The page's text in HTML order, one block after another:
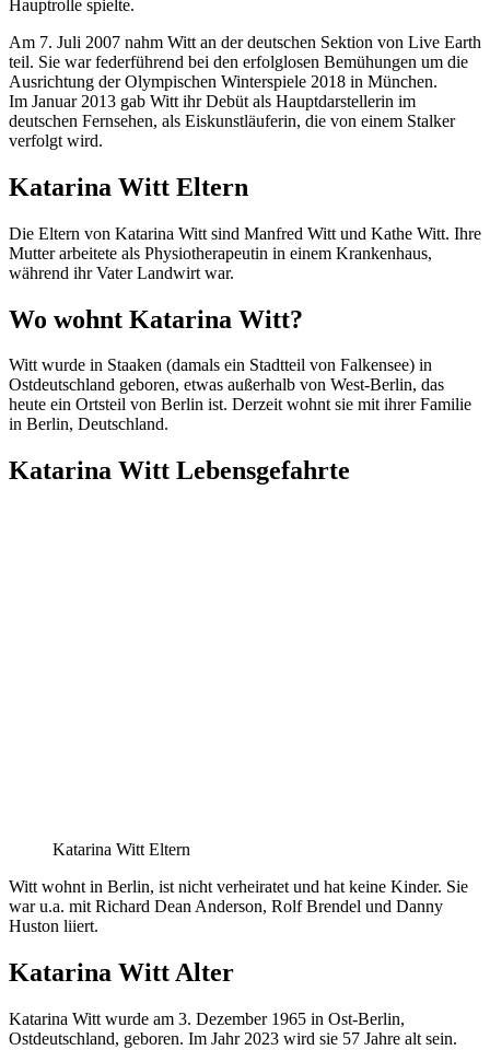
Hauptrolle spielte.
Am 7. Juli 2007 nahm Witt an der deutschen Sektion von Live Earth
teil. Sie war federführend bei den erfolglosen Bemühungen um die
Ausrichtung der Olympischen Winterspiele 2018 in München.
Im Januar 2013 gab Witt ihr Debüt als Hauptdarstellerin im
deutschen Fernsehen, als Eiskunstläuferin, die von einem Stalker
verfolgt wird.
Katarina Witt Eltern
Die Eltern von Katarina Witt sind Manfred Witt und Kathe Witt. Ihre
Mutter arbeitete als Physiotherapeutin in einem Krankenhaus,
während ihr Vater Landwirt war.
Wo wohnt Katarina Witt?
Witt wurde in Staaken (damals ein Stadtteil von Falkensee) in
Ostdeutschland geboren, etwas außerhalb von West-Berlin, das
heute ein Ortsteil von Berlin ist. Derzeit wohnt sie mit ihrer Familie
in Berlin, Deutschland.
Katarina Witt Lebensgefahrte
Katarina Witt Eltern
Witt wohnt in Berlin, ist nicht verheiratet und hat keine Kinder. Sie
war u.a. mit Richard Dean Anderson, Rolf Brendel und Danny
Huston liiert.
Katarina Witt Alter
Katarina Witt wurde am 3. Dezember 1965 in Ost-Berlin,
Ostdeutschland, geboren. Im Jahr 2023 wird sie 57 Jahre alt sein.